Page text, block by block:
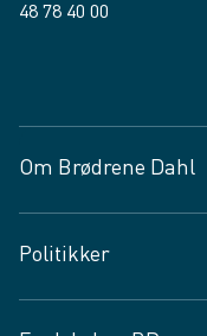
48 78 40 00
Om Brødrene Dahl
Vagttelefon 30 10 89 89
Spørgsmål og svar
Politikker